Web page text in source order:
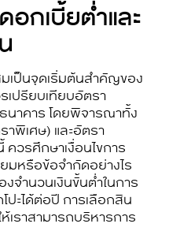
อกเบี้ยต่ำและ
มเป็นจุดเริ่มต้นสำคัญของ
รเปรียบเทียบอัตรา
นาคาร โดยพิจารณาทั้ง
าพิเศษ) และอัตรา
วรศึกษาเงื่อนไขการ
มหรือข้อจำกัดอย่างไร
จำนวนเงินขั้นต่ำในการ
ปะได้ต่อปี การเลือกสิน
เราสามารถบริหารการ